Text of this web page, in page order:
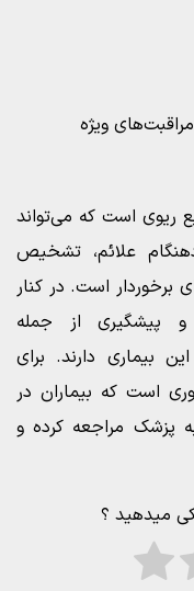
ویژه
ریوی است که می‌تواند
علائم، تشخیص
است. در کنار
و پیشگیری از جمله
بیماری دارند. برای
است که بیماران در
پزشک مراجعه کرده و
میدهید ؟